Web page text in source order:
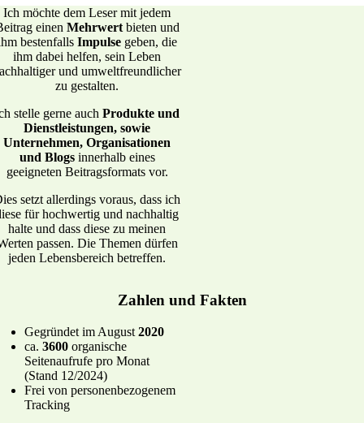
Ich möchte dem Leser mit jedem
einen Mehrwertbieten und
bestenfalls Impulsegeben, die
ihm dabei helfen, sein Leben
und umweltfreundlicher
zu gestalten.
stelle gerne auchProdukte und
Dienstleistungen, sowie
Unternehmen, Organisationen
und Blogsinnerhalb eines
geeigneten Beitragsformats vor.
setzt allerdings voraus, dass ich
für hochwertig und nachhaltig
halte und dass diese zu meinen
passen. Die Themen dürfen
jeden Lebensbereich betreffen.
Zahlen und Fakten
Gegründet im August2020
ca.3600 organische
Seitenaufrufe pro Monat
(Stand 12/2024)
Frei von personenbezogenem
Tracking